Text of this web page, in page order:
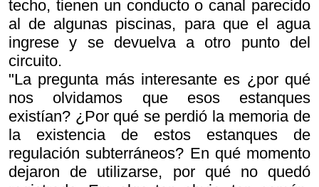
techo, tienen un conducto o canal parecido
al de algunas piscinas, para que el agua
ingrese y se devuelva a otro punto del
circuito.
"La pregunta más interesante es ¿por qué
nos olvidamos que esos estanques
existían? ¿Por qué se perdió la memoria de
la existencia de estos estanques de
regulación subterráneos? En qué momento
dejaron de utilizarse, por qué no quedó